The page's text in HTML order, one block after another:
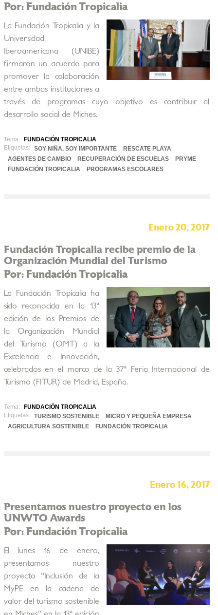
Por: Fundación Tropicalia
La Fundación Tropicalia y la
Universidad
Iberoamericana (UNIBE)
firmaron un acuerdo para
promover la colaboración
entre ambas instituciones a
través de programas cuyo objetivo es contribuir al
desarrollo social de Miches.
Tema:
FUNDACIÓN TROPICALIA
Etiquetas:
SOY NIÑA, SOY IMPORTANTE
RESCATE PLAYA
AGENTES DE CAMBIO
RECUPERACIÓN DE ESCUELAS
PRYME
FUNDACIÓN TROPICALIA
PROGRAMAS ESCOLARES
Enero 20, 2017
Fundación Tropicalia recibe premio de la
Organización Mundial del Turismo
Por: Fundación Tropicalia
La Fundación Tropicalia ha
sido reconocida en la 13ª
edición de los Premios de
la Organización Mundial
del Turismo (OMT) a la
Excelencia e Innovación,
celebrados en el marco de la 37ª Feria Internacional de
Turismo (FITUR) de Madrid, España.
Tema:
FUNDACIÓN TROPICALIA
Etiquetas:
TURISMO SOSTENIBLE
MICRO Y PEQUEÑA EMPRESA
AGRICULTURA SOSTENIBLE
FUNDACIÓN TROPICALIA
Enero 16, 2017
Presentamos nuestro proyecto en los
UNWTO Awards
Por: Fundación Tropicalia
El lunes 16 de enero,
presentamos nuestro
proyecto “Inclusión de la
MyPE en la cadena de
valor del turismo sostenible